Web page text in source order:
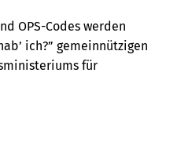
OPS-Codes werden
ich?” gemeinnützigen
für